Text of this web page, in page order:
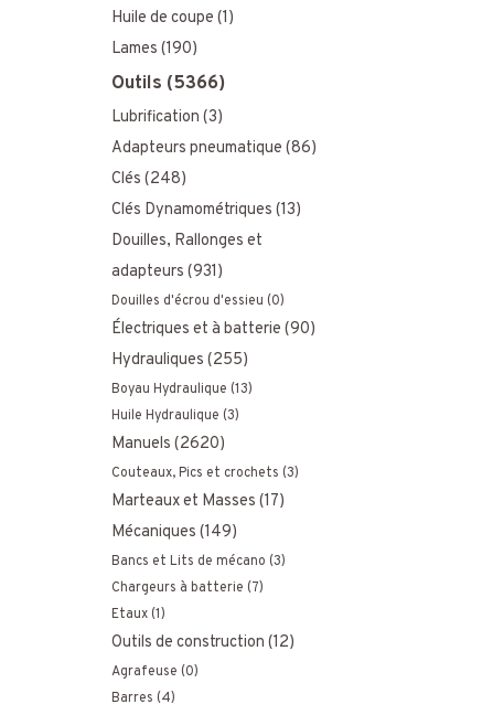
Huile de coupe (1)
Lames (190)
Outils (5366)
Lubrification (3)
Adapteurs pneumatique (86)
Clés (248)
Clés Dynamométriques (13)
Douilles, Rallonges et
adapteurs (931)
Douilles d'écrou d'essieu (0)
Électriques et à batterie (90)
Hydrauliques (255)
Boyau Hydraulique (13)
Huile Hydraulique (3)
Manuels (2620)
Couteaux, Pics et crochets (3)
Marteaux et Masses (17)
Mécaniques (149)
Bancs et Lits de mécano (3)
Chargeurs à batterie (7)
Etaux (1)
Outils de construction (12)
Agrafeuse (0)
Barres (4)